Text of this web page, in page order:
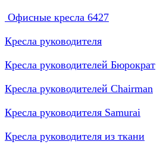
Офисные кресла 6427
Кресла руководителя
Кресла руководителей Бюрократ
Кресла руководителей Chairman
Кресла руководителя Samurai
Кресла руководителя из ткани